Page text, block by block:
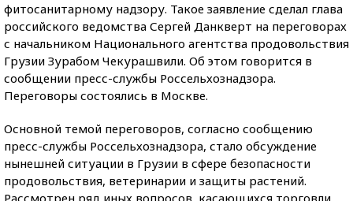
фитосанитарному надзору. Такое заявление сделал глава
российского ведомства Сергей Данкверт на переговорах
с начальником Национального агентства продовольствия
Грузии Зурабом Чекурашвили. Об этом говорится в
сообщении пресс-службы Россельхознадзора.
Переговоры состоялись в Москве.
Основной темой переговоров, согласно сообщению
пресс-службы Россельхознадзора, стало обсуждение
нынешней ситуации в Грузии в сфере безопасности
продовольствия, ветеринарии и защиты растений.
Рассмотрен ряд иных вопросов, касающихся торговли